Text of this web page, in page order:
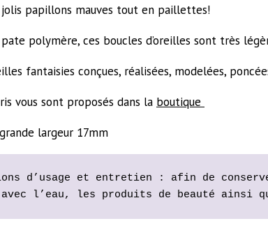
papillons mauves tout en paillettes!
pate polymère, ces boucles d’oreilles sont très
fantaisies conçues, réalisées, modelées,
vous sont proposés dans la boutique
largeur 17mm
d’usage et entretien : afin de
l’eau, les produits de beauté ainsi